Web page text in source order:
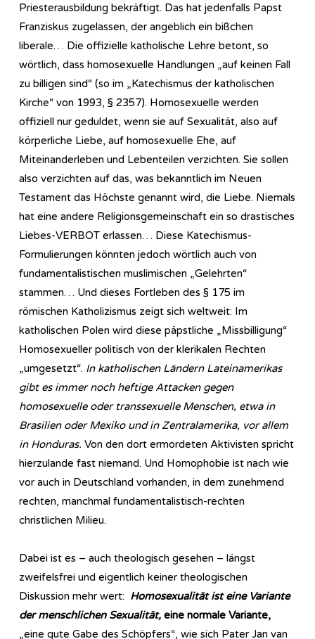
Priesterausbildung bekräftigt. Das hat jedenfalls Papst
Franziskus zugelassen, der angeblich ein bißchen
liberale… Die offizielle katholische Lehre betont, so
wörtlich, dass homosexuelle Handlungen „auf keinen Fall
zu billigen sind“ (so im „Katechismus der katholischen
Kirche“ von 1993, § 2357). Homosexuelle werden
offiziell nur geduldet, wenn sie auf Sexualität, also auf
körperliche Liebe, auf homosexuelle Ehe, auf
Miteinanderleben und Lebenteilen verzichten. Sie sollen
also verzichten auf das, was bekanntlich im Neuen
Testament das Höchste genannt wird, die Liebe. Niemals
hat eine andere Religionsgemeinschaft ein so drastisches
Liebes-VERBOT erlassen… Diese Katechismus-
Formulierungen könnten jedoch wörtlich auch von
fundamentalistischen muslimischen „Gelehrten“
stammen… Und dieses Fortleben des § 175 im
römischen Katholizismus zeigt sich weltweit: Im
katholischen Polen wird diese päpstliche „Missbilligung“
Homosexueller politisch von der klerikalen Rechten
„umgesetzt“. In katholischen Ländern Lateinamerikas
gibt es immer noch heftige Attacken gegen
homosexuelle oder transsexuelle Menschen, etwa in
Brasilien oder Mexiko und in Zentralamerika, vor allem
in Honduras. Von den dort ermordeten Aktivisten spricht
hierzulande fast niemand. Und Homophobie ist nach wie
vor auch in Deutschland vorhanden, in dem zunehmend
rechten, manchmal fundamentalistisch-rechten
christlichen Milieu.
Dabei ist es – auch theologisch gesehen – längst
zweifelsfrei und eigentlich keiner theologischen
Diskussion mehr wert: Homosexualität ist eine Variante
der menschlichen Sexualität, eine normale Variante,
„eine gute Gabe des Schöpfers“, wie sich Pater Jan van